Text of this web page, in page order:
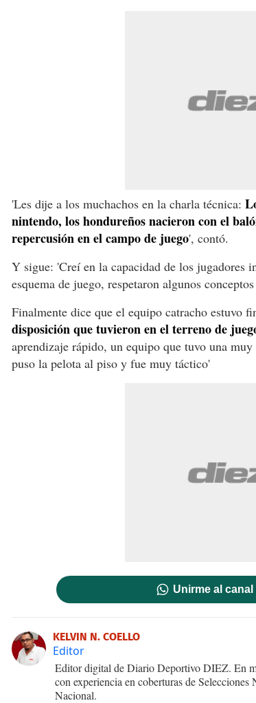
'Les dije a los muchachos en la charla técnica:
nintendo, los hondureños nacieron con el
repercusión en el campo de juego', contó.
Y sigue: 'Creí en la capacidad de los jugadores
esquema de juego, respetaron algunos
Finalmente dice que el equipo catracho estuvo
disposición que tuvieron en el terreno de
aprendizaje rápido, un equipo que tuvo una
puso la pelota al piso y fue muy táctico'
Unirme al
KELVIN N. COELLO
Editor
Editor digital de Diario Deportivo DIEZ. En
con experiencia en coberturas de
Nacional.